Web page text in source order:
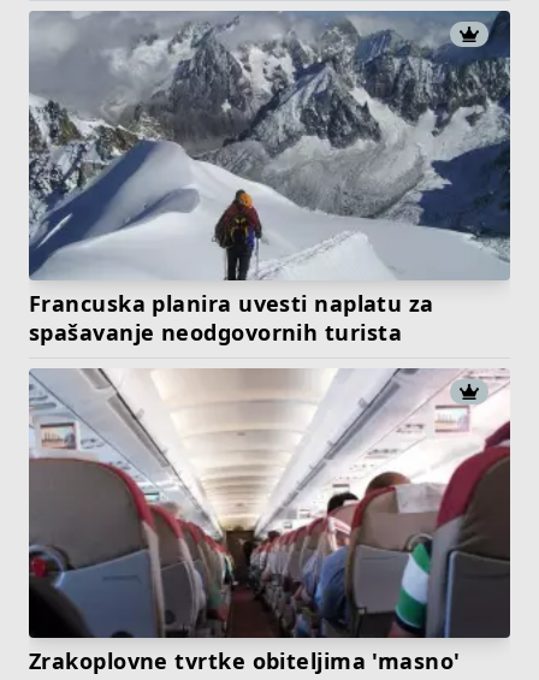
Francuska planira uvesti naplatu za
spašavanje neodgovornih turista
Zrakoplovne tvrtke obiteljima 'masno'